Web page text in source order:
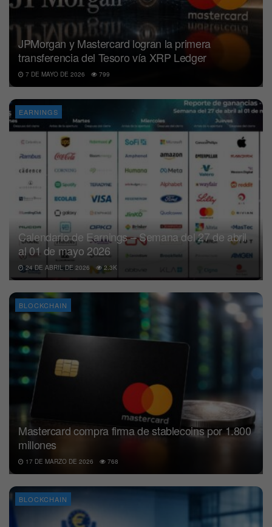
JPMorgan y Mastercard logran la primera
transferencia del Tesoro vía XRP Ledger
7 DE MAYO DE 2026 799
EARNINGS
Calendario de Earnings – Semana del 27 de abril
al 01 de mayo 2026
24 DE ABRIL DE 2026 2.3K
BLOCKCHAIN
Mastercard compra firma de stablecoins por 1.800
millones
17 DE MARZO DE 2026 768
BLOCKCHAIN